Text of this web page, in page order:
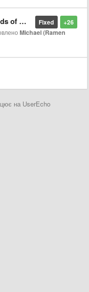
+26
Fixed
10
Michael (Ramen
на UserEcho